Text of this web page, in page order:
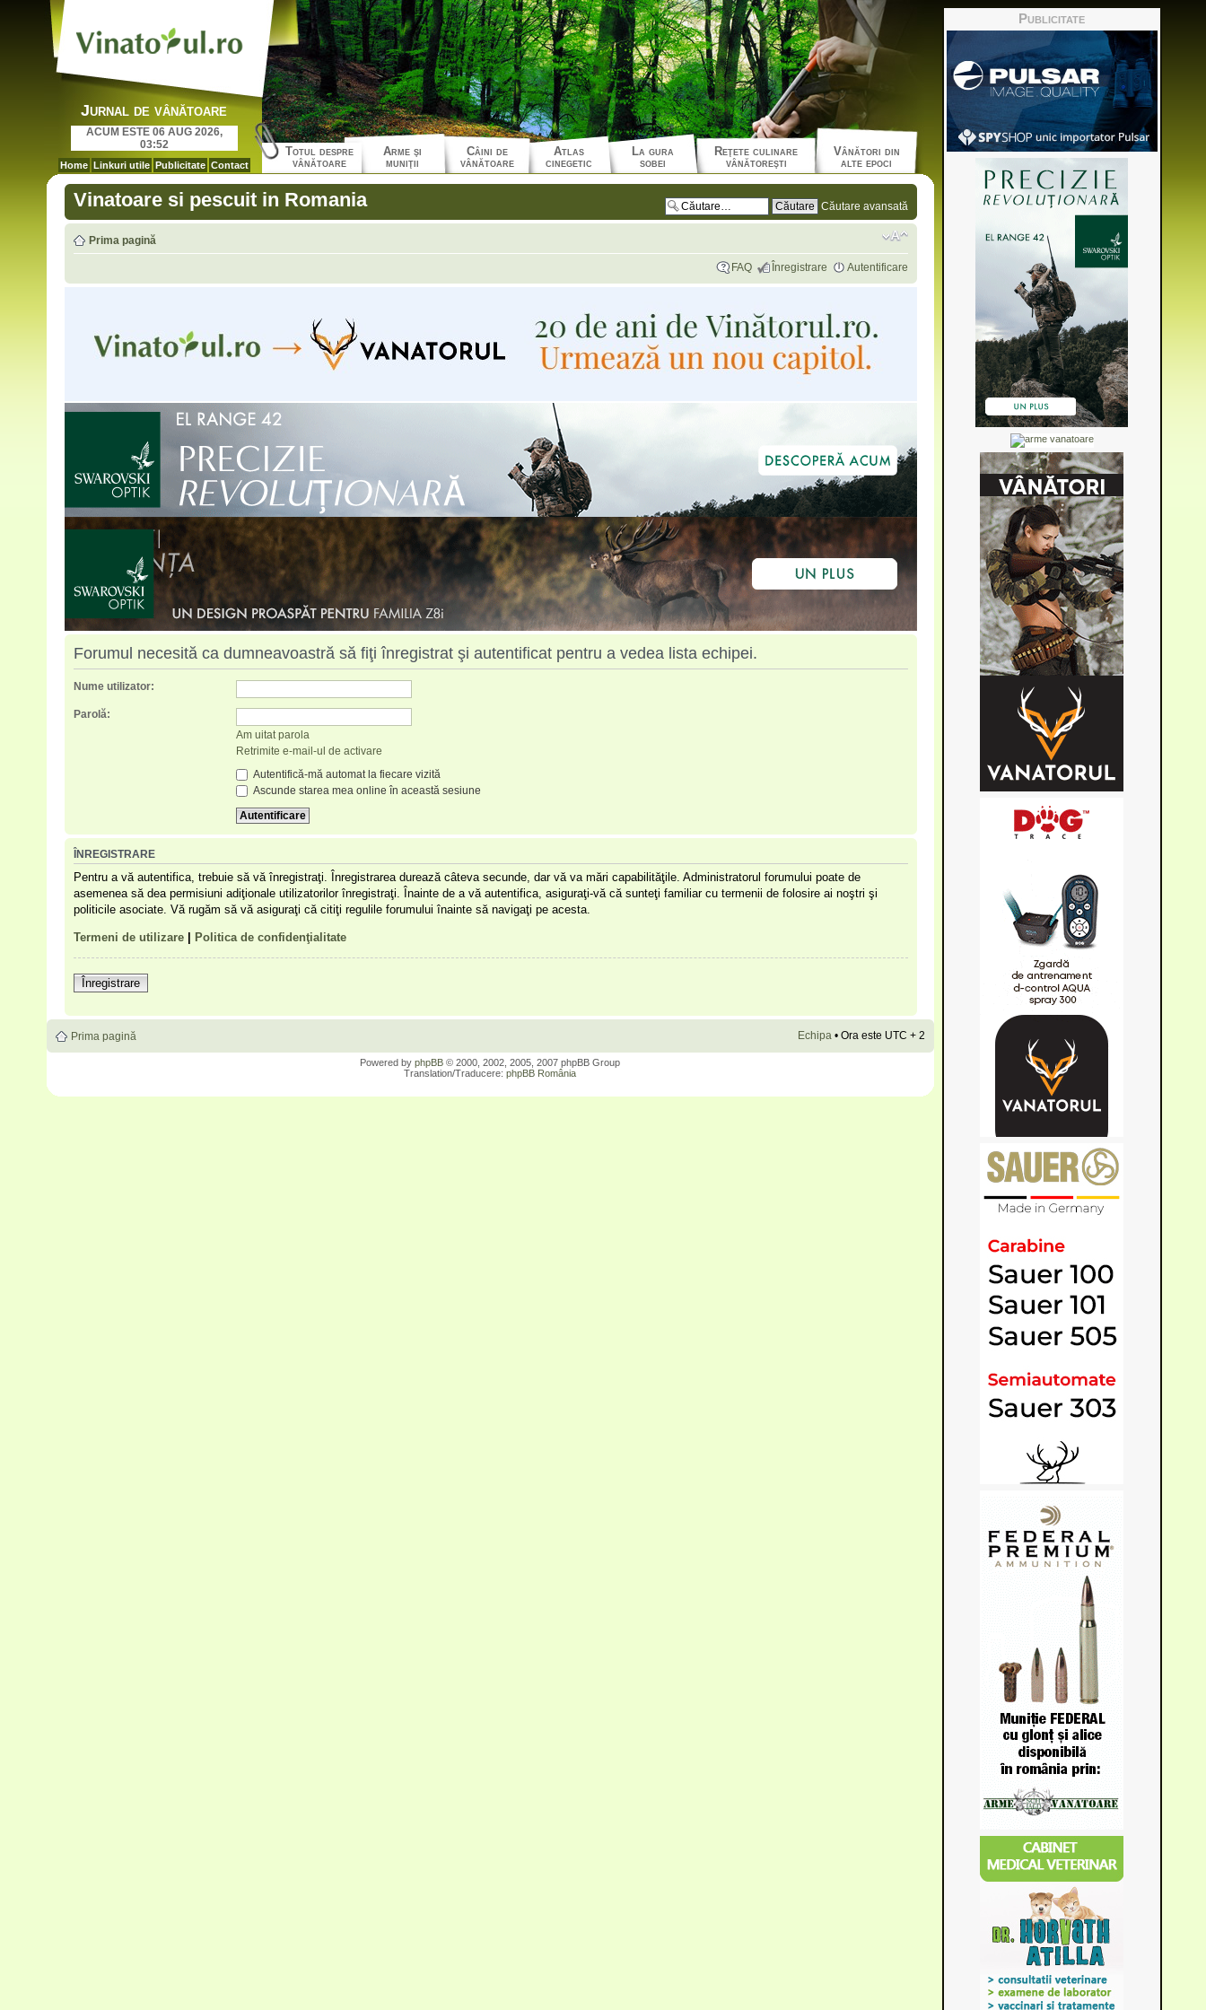
Jurnal de vânătoare
ACUM ESTE 06 AUG 2026,
03:52
Home Linkuri utile Publicitate Contact
Totul despre
vânătoare
Arme şi
muniţii
Câini de
vânătoare
Atlas
cinegetic
La gura
sobei
Reţete culinare
vânătoreşti
Vânători din
alte epoci
Vinatoare si pescuit in Romania Căutare avansată
Prima pagină
FAQ Înregistrare Autentificare
Forumul necesită ca dumneavoastră să fiţi înregistrat şi autentificat pentru a vedea lista echipei.
Nume utilizator:
Parolă:
Am uitat parola
Retrimite e-mail-ul de activare
Autentifică-mă automat la fiecare vizită
Ascunde starea mea online în această sesiune
ÎNREGISTRARE
Pentru a vă autentifica, trebuie să vă înregistraţi. Înregistrarea durează câteva secunde, dar vă va mări capabilităţile. Administratorul forumului poate de
asemenea să dea permisiuni adiţionale utilizatorilor înregistraţi. Înainte de a vă autentifica, asiguraţi-vă că sunteţi familiar cu termenii de folosire ai noştri şi
politicile asociate. Vă rugăm să vă asiguraţi că citiţi regulile forumului înainte să navigaţi pe acesta.
Termeni de utilizare| Politica de confidenţialitate
Înregistrare
Prima pagină Echipa• Ora este UTC + 2
Powered by phpBB © 2000, 2002, 2005, 2007 phpBB Group
Translation/Traducere: phpBB România
Publicitate